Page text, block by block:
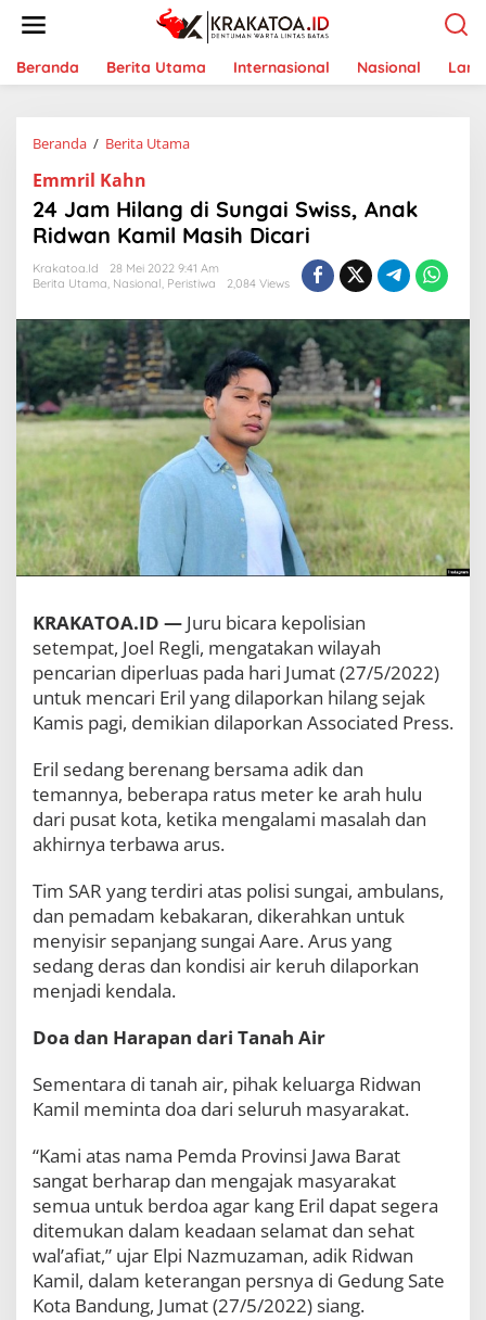
t
Beranda Berita Utama Internasional Nasional
Beranda / Berita Utama
a
m
H
i
l
n
g
d
i
S
u
n
g
s
A
n
a
k
R
i
w
a
n
K
a
i
M
a
s
i
a
i
Emmril Kahn
24 Jam Hilang di Sungai Swiss, Anak
Ridwan Kamil Masih Dicari
Krakatoa.id
28 Mei 2022 9:41 Am
Berita Utama, Nasional, Peristiwa 2,084 Views
KRAKATOA.ID — Juru bicara kepolisian
setempat, Joel Regli, mengatakan wilayah
pencarian diperluas pada hari Jumat (27/5/2022)
untuk mencari Eril yang dilaporkan hilang sejak
Kamis pagi, demikian dilaporkan Associated Press.
Eril sedang berenang bersama adik dan
temannya, beberapa ratus meter ke arah hulu
dari pusat kota, ketika mengalami masalah dan
akhirnya terbawa arus.
Tim SAR yang terdiri atas polisi sungai, ambulans,
dan pemadam kebakaran, dikerahkan untuk
menyisir sepanjang sungai Aare. Arus yang
sedang deras dan kondisi air keruh dilaporkan
menjadi kendala.
Doa dan Harapan dari Tanah Air
Sementara di tanah air, pihak keluarga Ridwan
Kamil meminta doa dari seluruh masyarakat.
“Kami atas nama Pemda Provinsi Jawa Barat
sangat berharap dan mengajak masyarakat
semua untuk berdoa agar kang Eril dapat segera
ditemukan dalam keadaan selamat dan sehat
wal’afiat,” ujar Elpi Nazmuzaman, adik Ridwan
Kamil, dalam keterangan persnya di Gedung Sate
Kota Bandung, Jumat (27/5/2022) siang.